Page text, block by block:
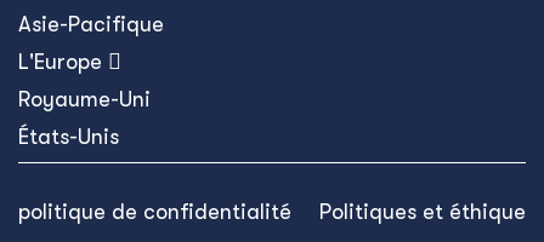
Asie-Pacifique
L'Europe 
Royaume-Uni
États-Unis
politique de confidentialité Politiques et éthique